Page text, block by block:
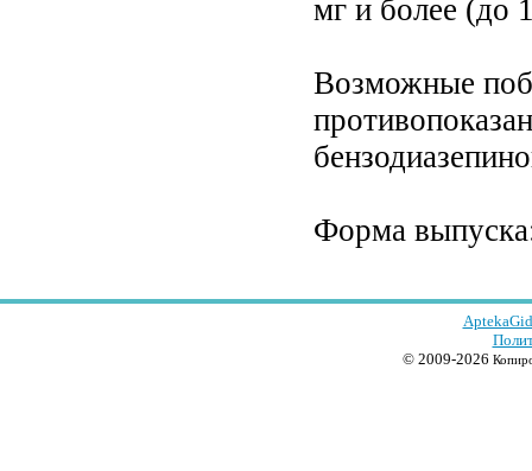
мг и более (до
Возможные
Форма
© 2009-2026